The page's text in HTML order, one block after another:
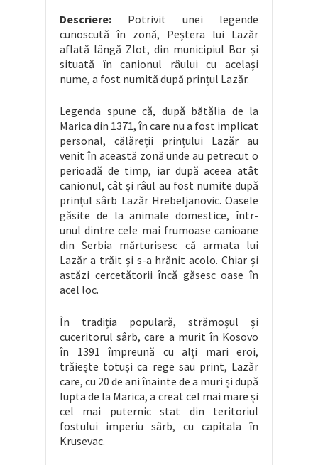
Descriere: Potrivit unei legende
cunoscută în zonă, Peștera lui Lazăr
aflată lângă Zlot, din municipiul Bor și
situată în canionul râului cu același
nume, a fost numită după prințul Lazăr.
Legenda spune că, după bătălia de la
Marica din 1371, în care nu a fost implicat
personal, călăreții prințului Lazăr au
venit în această zonă unde au petrecut o
perioadă de timp, iar după aceea atât
canionul, cât și râul au fost numite după
prințul sârb Lazăr Hrebeljanovic. Oasele
găsite de la animale domestice, într-
unul dintre cele mai frumoase canioane
din Serbia mărturisesc că armata lui
Lazăr a trăit și s-a hrănit acolo. Chiar și
astăzi cercetătorii încă găsesc oase în
acel loc.
În tradiția populară, strămoșul și
cuceritorul sârb, care a murit în Kosovo
în 1391 împreună cu alți mari eroi,
trăiește totuși ca rege sau print, Lazăr
care, cu 20 de ani înainte de a muri și după
lupta de la Marica, a creat cel mai mare și
cel mai puternic stat din teritoriul
fostului imperiu sârb, cu capitala în
Krusevac.